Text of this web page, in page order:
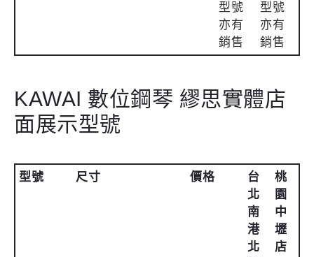
型號
亦有
銷售
型號
亦有
銷售
KAWAI 數位鋼琴 繆思實體店
面展示型號
型號 尺寸 價格
台
北
南
港
北
桃
園
中
壢
店